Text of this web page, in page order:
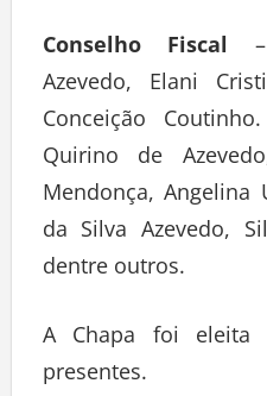
Conselho Fiscal –
Azevedo, Elani
Conceição
Quirino de
Mendonça, Angelina
da Silva Azevedo,
dentre outros.
A Chapa foi eleita
presentes.